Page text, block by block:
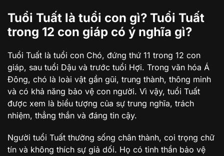
Tuổi Tuất là tuổi con gì? Tuổi Tuất
trong 12 con giáp có ý nghĩa gì?
Tuổi Tuất là tuổi con Chó, đứng thứ 11 trong 12 con
giáp, sau tuổi Dậu và trước tuổi Hợi. Trong văn hóa Á
Đông, chó là loài vật gần gũi, trung thành, thông minh
và có khả năng bảo vệ con người. Vì vậy, tuổi Tuất
được xem là biểu tượng của sự trung nghĩa, trách
nhiệm, thẳng thắn và đáng tin cậy.
Người tuổi Tuất thường sống chân thành, coi trọng chữ
tín và không thích sự giả dối. Họ có tinh thần bảo vệ